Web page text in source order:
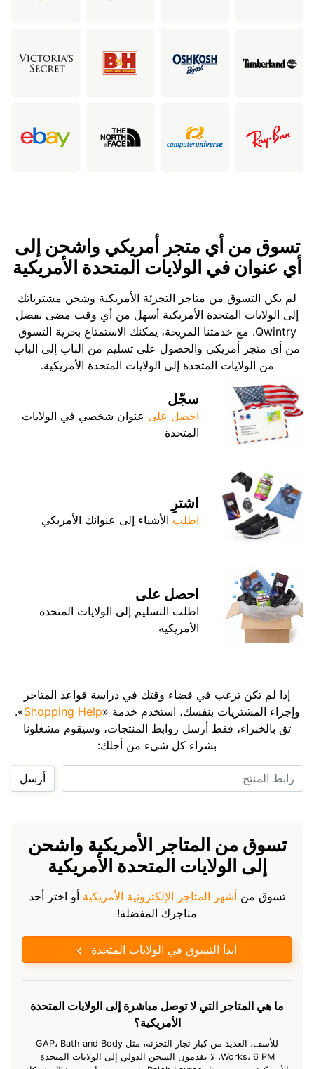
تسوق من أي متجر أمريكي واشحن إلى
أي عنوان في الولايات المتحدة الأمريكية
لم يكن التسوق من متاجر التجزئة الأمريكية وشحن مشترياتك
إلى الولايات المتحدة الأمريكية أسهل من أي وقت مضى بفضل
Qwintry. مع خدمتنا المريحة، يمكنك الاستمتاع بحرية التسوق
من أي متجر أمريكي والحصول على تسليم من الباب إلى الباب
من الولايات المتحدة إلى الولايات المتحدة الأمريكية.
سجّل
احصل على عنوان شخصي في الولايات
المتحدة
اشترِ
اطلب الأشياء إلى عنوانك الأمريكي
احصل على
اطلب التسليم إلى الولايات المتحدة
الأمريكية
إذا لم تكن ترغب في قضاء وقتك في دراسة قواعد المتاجر
وإجراء المشتريات بنفسك، استخدم خدمة «Shopping Help
».
ثق بالخبراء، فقط أرسل روابط المنتجات، وسيقوم مشغلونا
بشراء كل شيء من أجلك:
أرسل
تسوق من المتاجر الأمريكية واشحن
إلى الولايات المتحدة الأمريكية
تسوق من أشهر المتاجر الإلكترونية الأمريكية أو اختر أحد
متاجرك المفضلة!
ابدأ التسوق في الولايات المتحدة
ما هي المتاجر التي لا توصل مباشرة إلى الولايات المتحدة
الأمريكية؟
للأسف، العديد من كبار تجار التجزئة، مثل GAP، Bath and Body
Works، 6 PM، لا يقدمون الشحن الدولي إلى الولايات المتحدة